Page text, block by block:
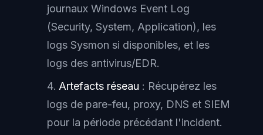
journaux Windows Event Log
(Security, System, Application), les
logs Sysmon si disponibles, et les
logs des antivirus/EDR.
Artefacts réseau : Récupérez les
logs de pare-feu, proxy, DNS et SIEM
pour la période précédant l'incident.